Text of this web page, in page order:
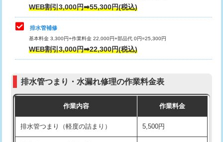
コンクリート斫り（厚さ10㎝超え）
モルタル補修（厚さ10㎝まで）
モルタル補修（厚さ10㎝超え）
追加人工 16,500円
現場見積
※給水管工事は20mmまでの価格です。
交換・取付(混合水栓（壁付・デッキ
式・ワンホール）)
16,500円+材料費
交換・取付(排水栓・排水トラップ
交換・取付（その他部品） 11,000円+材料費
持込商品取付（単水栓） 13,200円
持込商品取付（混合水栓） 16,500円
持込商品取付（浄水器・分岐水栓） 16,500円
WEB割引3,000円➡55,300円(税込)
排水管補修
基本料金 3,300円+作業料金 22,000円+部品代 0円=25,300円
WEB割引3,000円➡22,300円(税込)
排水管つまり・水漏れ修理の作業料金表
作業内容 作業料金
排水管つまり（軽度の詰まり） 5,500円